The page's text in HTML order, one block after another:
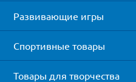
Развивающие игры
Спортивные товары
Товары для творчества